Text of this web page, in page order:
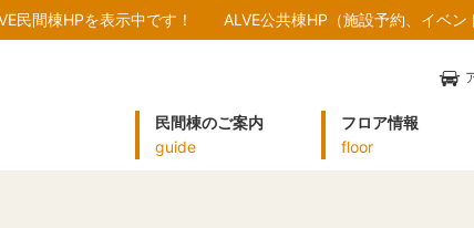
民間棟HPを表示中です！ ALVE公共棟HP（施設予約、イベン
民間棟のご案内
guide
フロア情報
floor